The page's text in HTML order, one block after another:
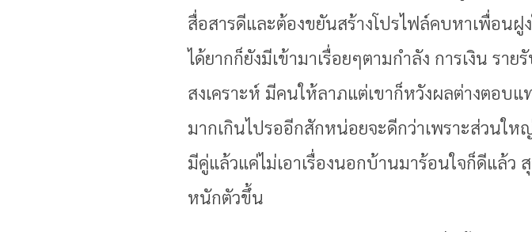
สื่อสารดีและต้องขยันสร้างโปรไฟล์คบหาเพื่อนฝู
ได้ยากก็ยังมีเข้ามาเรื่อยๆตามกำลัง การเงิน ร
สงเคราะห์ มีคนให้ลาภแต่เขาก็หวังผลต่างตอบ
มากเกินไปรออีกสักหน่อยจะดีกว่าเพราะส่วนใ
มีคู่แล้วแค่ไม่เอาเรื่องนอกบ้านมาร้อนใจก็ดีแล้ว
หนักตัวขึ้น